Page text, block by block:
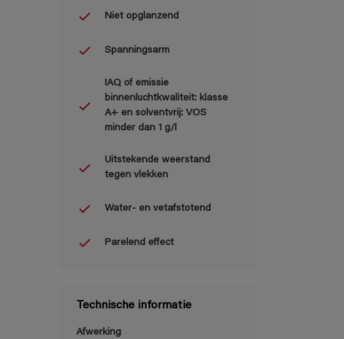
Niet opglanzend
Spanningsarm
IAQ of emissie
binnenluchtkwaliteit: klasse
A+ en solventvrij: VOS
minder dan 1 g/l
Uitstekende weerstand
tegen vlekken
Water- en vetafstotend
Parelend effect
Technische informatie
Afwerking